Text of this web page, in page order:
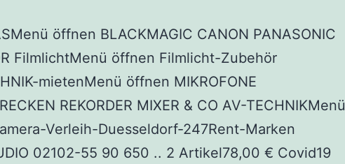
öffnen BLACKMAGIC CANON PANASONIC
FilmlichtMenü öffnen Filmlicht-Zubehör
mietenMenü öffnen MIKROFONE
REKORDER MIXER & CO AV-TECHNIKMenü
Verleih-Duesseldorf-247Rent-Marken
02102-55 90 650 .. 2 Artikel78,00 € Covid19